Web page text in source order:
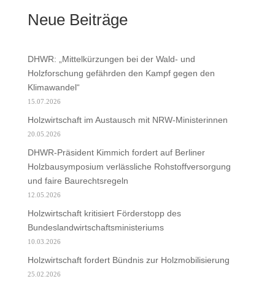
Neue Beiträge
DHWR: „Mittelkürzungen bei der Wald- und
Holzforschung gefährden den Kampf gegen den
Klimawandel“
15.07.2026
Holzwirtschaft im Austausch mit NRW-Ministerinnen
20.05.2026
DHWR-Präsident Kimmich fordert auf Berliner
Holzbausymposium verlässliche Rohstoffversorgung
und faire Baurechtsregeln
12.05.2026
Holzwirtschaft kritisiert Förderstopp des
Bundeslandwirtschaftsministeriums
10.03.2026
Holzwirtschaft fordert Bündnis zur Holzmobilisierung
25.02.2026